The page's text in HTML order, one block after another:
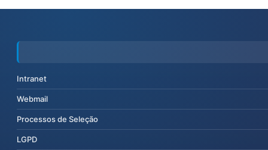
Intranet
Webmail
Processos de Seleção
LGPD